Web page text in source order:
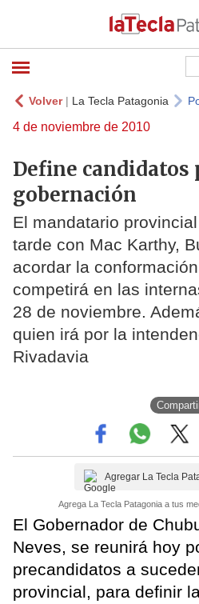
Volver| La Tecla Patagonia
4 de noviembre de 2010
Define candidatos
gobernación
El mandatario
tarde con Mac Karthy,
acordar la
competirá en las
28 de noviembre.
quien irá por la
Rivadavia
Agregar La Tecla
Agrega La Tecla Patagonia a tus
El Gobernador de
Neves, se reunirá hoy
precandidatos a
provincial, para definir